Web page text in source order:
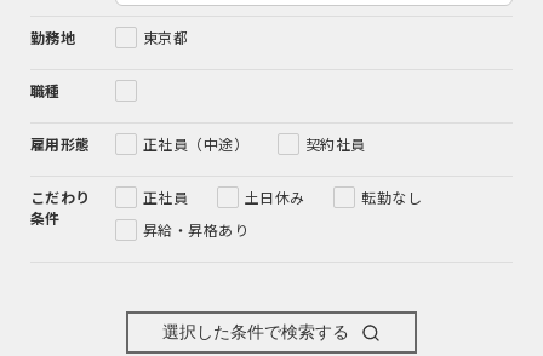
勤務地 東京都
職種
雇用形態 正社員（中途） 契約社員
こだわり
条件
正社員 土日休み
転勤なし
昇給・昇格あり
選択した条件で検索する